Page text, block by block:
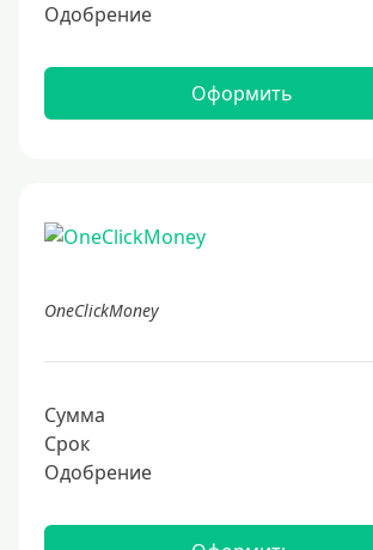
Одобрение
Оформить
OneClickMoney
Сумма
Срок
Одобрение